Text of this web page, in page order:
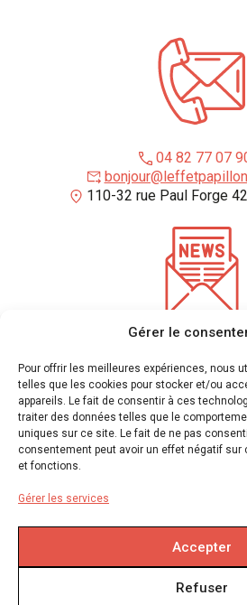
Gérer le
Pour offrir les meilleures expériences, nous
telles que les cookies pour stocker et/ou
appareils. Le fait de consentir à ces
traiter des données telles que le
uniques sur ce site. Le fait de ne pas
consentement peut avoir un effet négatif
et fonctions.
Gérer les services
Accepter
Refuser
04 82 77 07
110-32 rue Paul Forge
Entrez votre adresse e-mail pour
Nous utilisons mailchimp pour l'envoi de newsletter
confidentialité)
. Vous pouvez vous désinscrire à tout
de page de nos emails. Pour plus d'informations
confidentialité.
Politique en matière de